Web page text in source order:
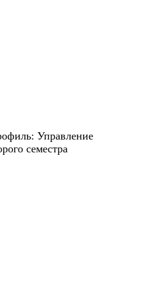
Управление
семестра